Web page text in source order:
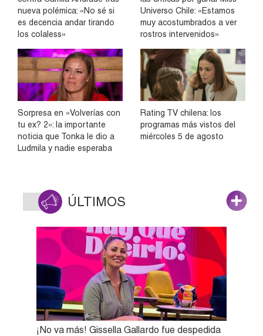
nueva polémica: «No sé si
es decencia andar tirando
los colaless»
Universo Chile: «Estamos
muy acostumbrados a ver
rostros intervenidos»
Sorpresa en «Volverías con
tu ex? 2»: la importante
noticia que Tonka le dio a
Ludmila y nadie esperaba
Rating TV chilena: los
programas más vistos del
miércoles 5 de agosto
ÚLTIMOS
¡No va más! Gissella Gallardo fue despedida